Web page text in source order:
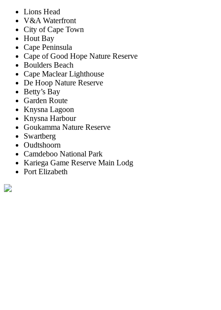
Lions Head
V&A Waterfront
City of Cape Town
Hout Bay
Cape Peninsula
Cape of Good Hope Nature Reserve
Boulders Beach
Cape Maclear Lighthouse
De Hoop Nature Reserve
Betty’s Bay
Garden Route
Knysna Lagoon
Knysna Harbour
Goukamma Nature Reserve
Swartberg
Oudtshoorn
Camdeboo National Park
Kariega Game Reserve Main Lodg
Port Elizabeth